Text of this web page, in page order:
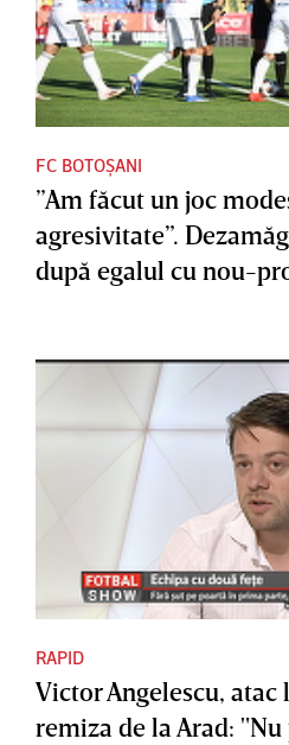
FC BOTOȘANI
”Am făcut un joc
agresivitate”.
după egalul cu nou-
RAPID
Victor Angelescu, atac
remiza de la Arad: